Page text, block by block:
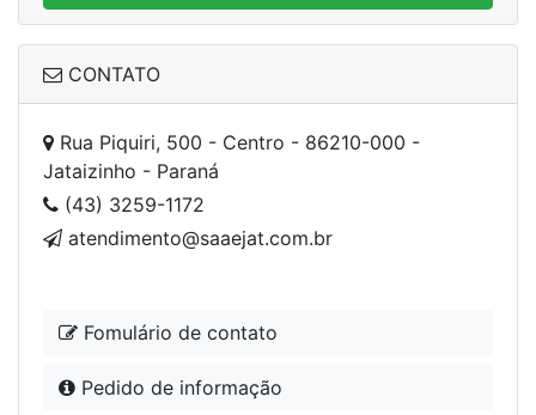
CONTATO
Rua Piquiri, 500 - Centro - 86210-000 -
Jataizinho - Paraná
(43) 3259-1172
atendimento@saaejat.com.br
Fomulário de contato
Pedido de informação